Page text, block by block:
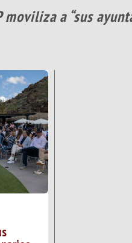
moviliza a “sus